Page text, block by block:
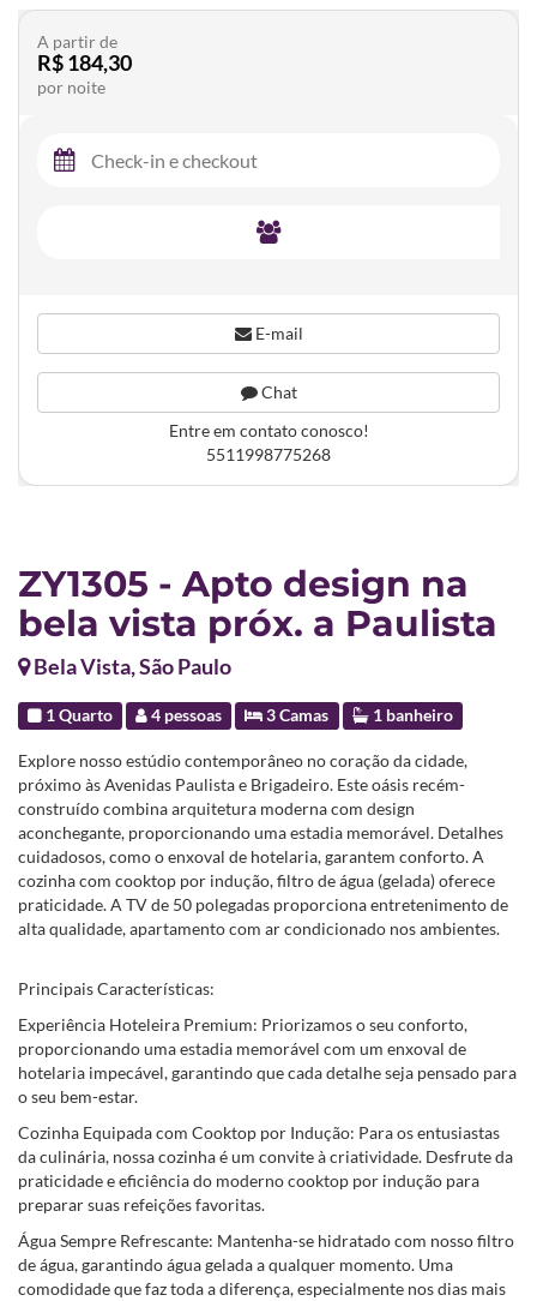
ZY1305 - Apto design na
bela vista próx. a Paulista
Bela Vista, São Paulo
1 Quarto 4 pessoas 3 Camas 1 banheiro
Explore nosso estúdio contemporâneo no coração da cidade,
próximo às Avenidas Paulista e Brigadeiro. Este oásis recém-
construído combina arquitetura moderna com design
aconchegante, proporcionando uma estadia memorável. Detalhes
cuidadosos, como o enxoval de hotelaria, garantem conforto. A
cozinha com cooktop por indução, filtro de água (gelada) oferece
praticidade. A TV de 50 polegadas proporciona entretenimento de
alta qualidade, apartamento com ar condicionado nos ambientes.
Principais Características:
Experiência Hoteleira Premium: Priorizamos o seu conforto,
proporcionando uma estadia memorável com um enxoval de
hotelaria impecável, garantindo que cada detalhe seja pensado para
o seu bem-estar.
Cozinha Equipada com Cooktop por Indução: Para os entusiastas
da culinária, nossa cozinha é um convite à criatividade. Desfrute da
praticidade e eficiência do moderno cooktop por indução para
preparar suas refeições favoritas.
Água Sempre Refrescante: Mantenha-se hidratado com nosso filtro
de água, garantindo água gelada a qualquer momento. Uma
comodidade que faz toda a diferença, especialmente nos dias mais
A partir de
R$ 184,30
por noite
E-mail
Chat
Entre em contato conosco!
5511998775268